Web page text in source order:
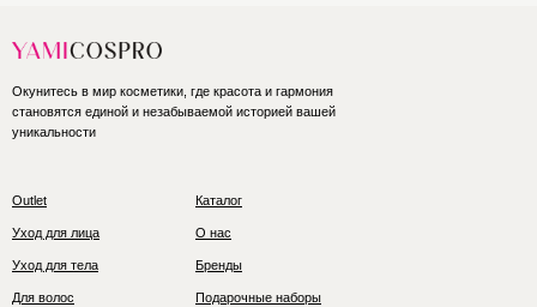
Outlet
Окунитесь в мир косметики, где красота и гармония
становятся единой и незабываемой историей вашей
уникальности
Уход для лица
Уход для тела
Для волос
Каталог
О нас
Бренды
Подарочные наборы